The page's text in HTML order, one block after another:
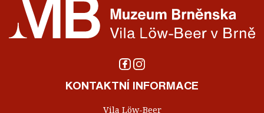
KONTAKTNÍ INFORMACE
Vila Löw-Beer